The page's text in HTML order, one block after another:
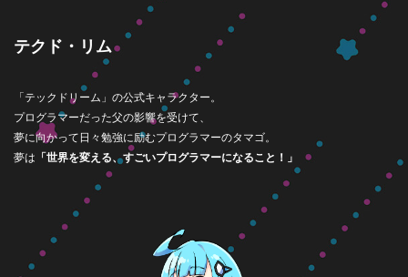
テクド・リム
「テックドリーム」の公式キャラクター。
プログラマーだった父の影響を受けて、
夢に向かって日々勉強に励むプログラマーのタマゴ。
夢は 「世界を変える、すごいプログラマーになること！」